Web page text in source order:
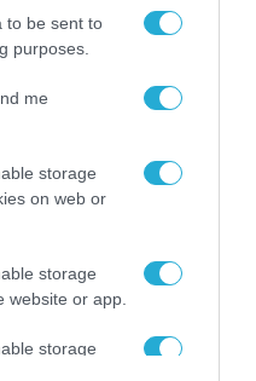
to be sent to
purposes.
me
storage
on web or
storage
website or app.
storage